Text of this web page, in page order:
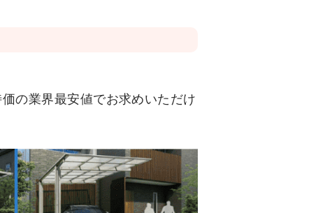
の業界最安値でお求めいただけ